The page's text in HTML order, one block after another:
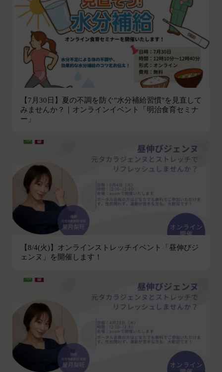
【7月30日】夏の不調を防ぐ"水分補給習慣"を見直して
みませんか？｜オンラインイベント「明治食育セミナ
ー」
【8/4(火)】オンラインストレッチイベント「昼伸びジ
ェンヌ」を開催します！
持に努めます。
本文中の用語の定義は、個人情報保護法および関連
法令によります。
当社が取得する情報および取得方法
お客様から直接取得する情報
当社は、お客様が当社のサービスの登録手続を行う
場合、以下の情報（以下「お客様情報」といいま
す。）をご提供いただく場合があります。
氏名、生年月日、性別、職業等プロフィールに関す
る情報
メールアドレス、電話番号、住所等連絡先に関する
アカウントへのアクセス者の本人確認に必要なパス
ワード等のその他の情報
入力フォームその他当社が定める方法を通じてお客
様が入力または送信する情報
当社が各サービスにおいて取得すると定めた情報
端末情報
お客様が、端末または携帯端末上で当社のサービス
を利用する場合、当社は、端末識別子およびIPアド
レスを取得する場合があります。また、当社は、お
客様が端末に関連付けた名前、端末の種類、電話番
スなど、お客様が提供することを選択したその他の
あらゆる情報を取得する場合があります。
位置情報
お客様が、端末または携帯端末上で当社のサービス
を利用し、そこで位置情報を提供することを認めた
場合、当社は、お客様の位置情報を取得することが
あります。通常はお客様のブラウザや端末の設定に
より無効にすることができますが、無効にした場合
本規約を必ずお読みになり、本規約に同意いただく
必要があります。
第1条（定義）
本規約において、次の各号に掲げる用語の意義は、
当該各号に定めるところによるものとします。
「本サービス」
当社が提供するESGポータルサイト及び連携により
利用できるすべてのサービスをいいます。
「契約者」
本利用規約に基づく利用契約を当社と締結している
「利用者」
本利用規約に基づき、契約者が本サービスの利用を
認めた特定の法人、団体、個人の第三者をいいま
す。なお、利用者は契約者の事業のために本サービ
スを利用されているものとみなします。
「会員」
本規約の内容の全てを承認いただいた上、本サービ
ス所定の手続きに従い会員登録を申請し、当社がこ
「登録希望者」
います。
第4条に規定する方法に従って、登録希望者が行う
本サービスの利用登録をいいます。
「登録情報」
登録希望者及び利用者が会員登録時に登録した当社
が定める情報、本サービス利用中に当社が必要と判
断して登録を求めた情報及びこれらの情報について
メールに記載されたギフト券番号をご用意くださ
い。
ギフト券を適用するに移動します。
ギフト券番号を入力し、 ここに適用
Amazonギフト券の利用方法に関しましては、Amazon の
カスタマーサポート(0120-999-373 / 24時間対応) までお
問い合わせください。Amazonギフト券細則については、
こちら
をご確認ください。
閉じる